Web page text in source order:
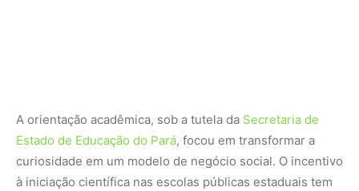
A orientação acadêmica, sob a tutela da Secretaria de
Estado de Educação do Pará, focou em transformar a
curiosidade em um modelo de negócio social. O incentivo
à iniciação científica nas escolas públicas estaduais tem